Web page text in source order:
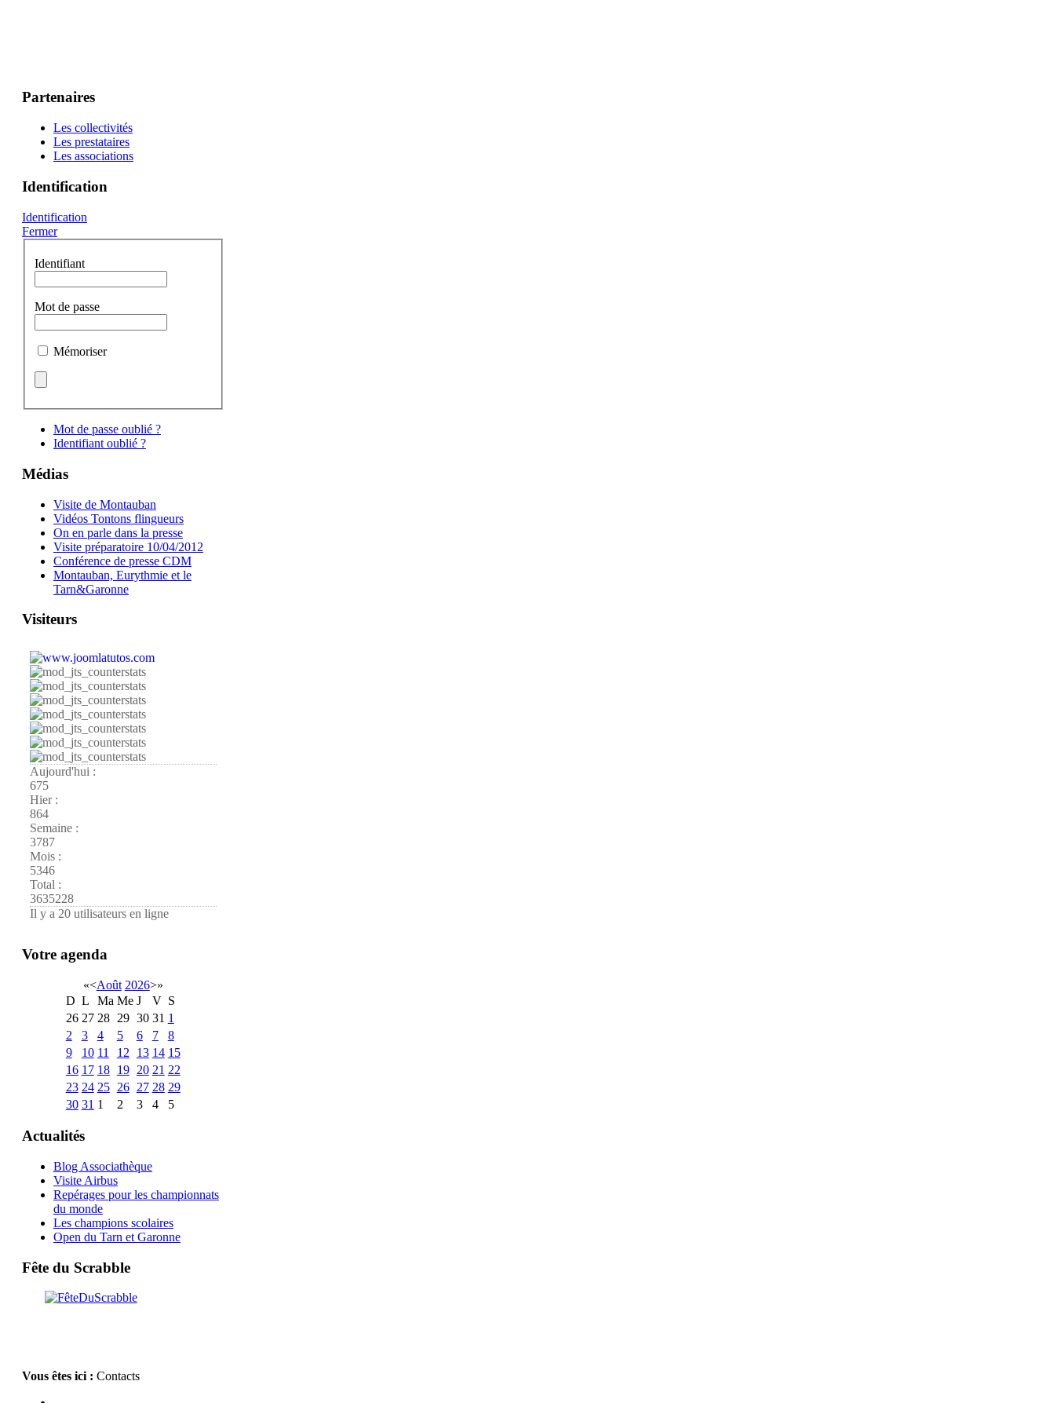
Partenaires
Les collectivités
Les prestataires
Les associations
Identification
Identification
Fermer
Identifiant
Mot de passe
Mémoriser
Mot de passe oublié ?
Identifiant oublié ?
Médias
Visite de Montauban
Vidéos Tontons flingueurs
On en parle dans la presse
Visite préparatoire 10/04/2012
Conférence de presse CDM
Montauban, Eurythmie et le
Tarn&Garonne
Visiteurs
Aujourd'hui :
675
Hier :
864
Semaine :
3787
Mois :
5346
Total :
3635228
Il y a 20 utilisateurs en ligne
Votre agenda
«<Août 2026>»
D L Ma Me J V S
26 27 28 29 30 31 1
2
3 4 5 6 7
8
9
10 11 12 13 14 15
16 17 18 19 20 21 22
23 24 25 26 27 28 29
30 31 1 2 3 4 5
Actualités
Blog Associathèque
Visite Airbus
Repérages pour les championnats
du monde
Les champions scolaires
Open du Tarn et Garonne
Fête du Scrabble
Vous êtes ici : Contacts